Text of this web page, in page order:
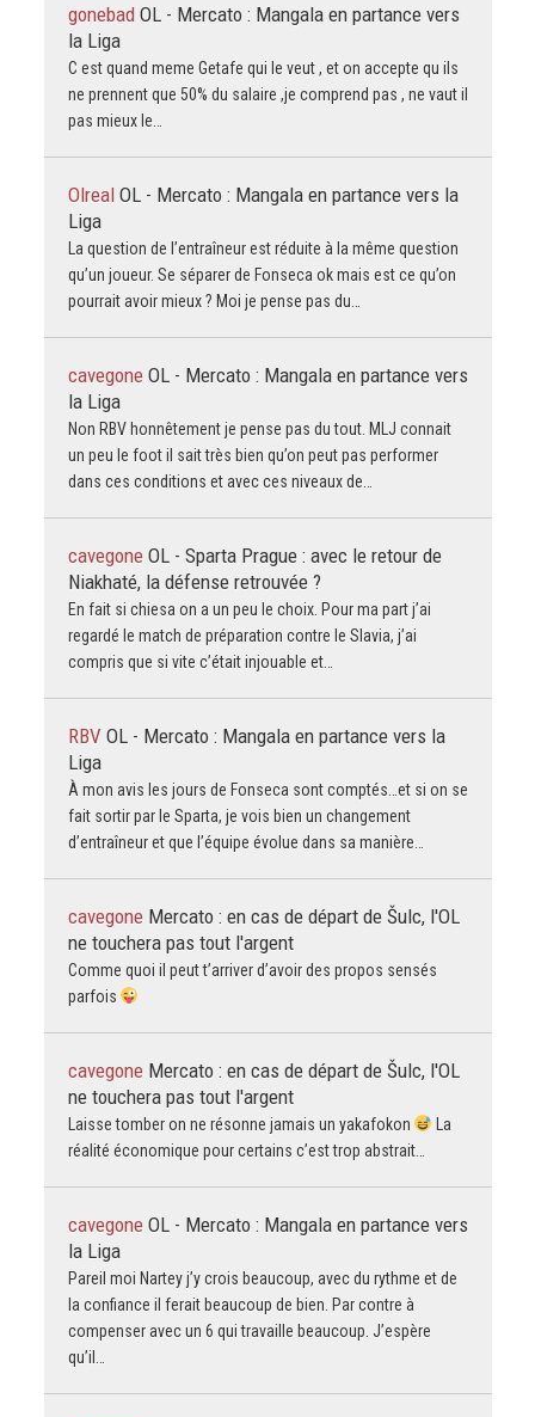
gonebad OL - Mercato : Mangala en partance vers
la Liga
C est quand meme Getafe qui le veut , et on accepte qu ils
ne prennent que 50% du salaire ,je comprend pas , ne vaut il
pas mieux le…
Olreal OL - Mercato : Mangala en partance vers la
Liga
La question de l’entraîneur est réduite à la même question
qu’un joueur. Se séparer de Fonseca ok mais est ce qu’on
pourrait avoir mieux ? Moi je pense pas du…
cavegone OL - Mercato : Mangala en partance vers
la Liga
Non RBV honnêtement je pense pas du tout. MLJ connait
un peu le foot il sait très bien qu’on peut pas performer
dans ces conditions et avec ces niveaux de…
cavegone OL - Sparta Prague : avec le retour de
Niakhaté, la défense retrouvée ?
En fait si chiesa on a un peu le choix. Pour ma part j’ai
regardé le match de préparation contre le Slavia, j’ai
compris que si vite c’était injouable et…
RBV OL - Mercato : Mangala en partance vers la
Liga
À mon avis les jours de Fonseca sont comptés…et si on se
fait sortir par le Sparta, je vois bien un changement
d’entraîneur et que l’équipe évolue dans sa manière…
cavegone Mercato : en cas de départ de Šulc, l'OL
ne touchera pas tout l'argent
Comme quoi il peut t’arriver d’avoir des propos sensés
parfois
cavegone Mercato : en cas de départ de Šulc, l'OL
ne touchera pas tout l'argent
Laisse tomber on ne résonne jamais un yakafokon
La
réalité économique pour certains c’est trop abstrait…
cavegone OL - Mercato : Mangala en partance vers
la Liga
Pareil moi Nartey j’y crois beaucoup, avec du rythme et de
la confiance il ferait beaucoup de bien. Par contre à
compenser avec un 6 qui travaille beaucoup. J’espère
qu’il…